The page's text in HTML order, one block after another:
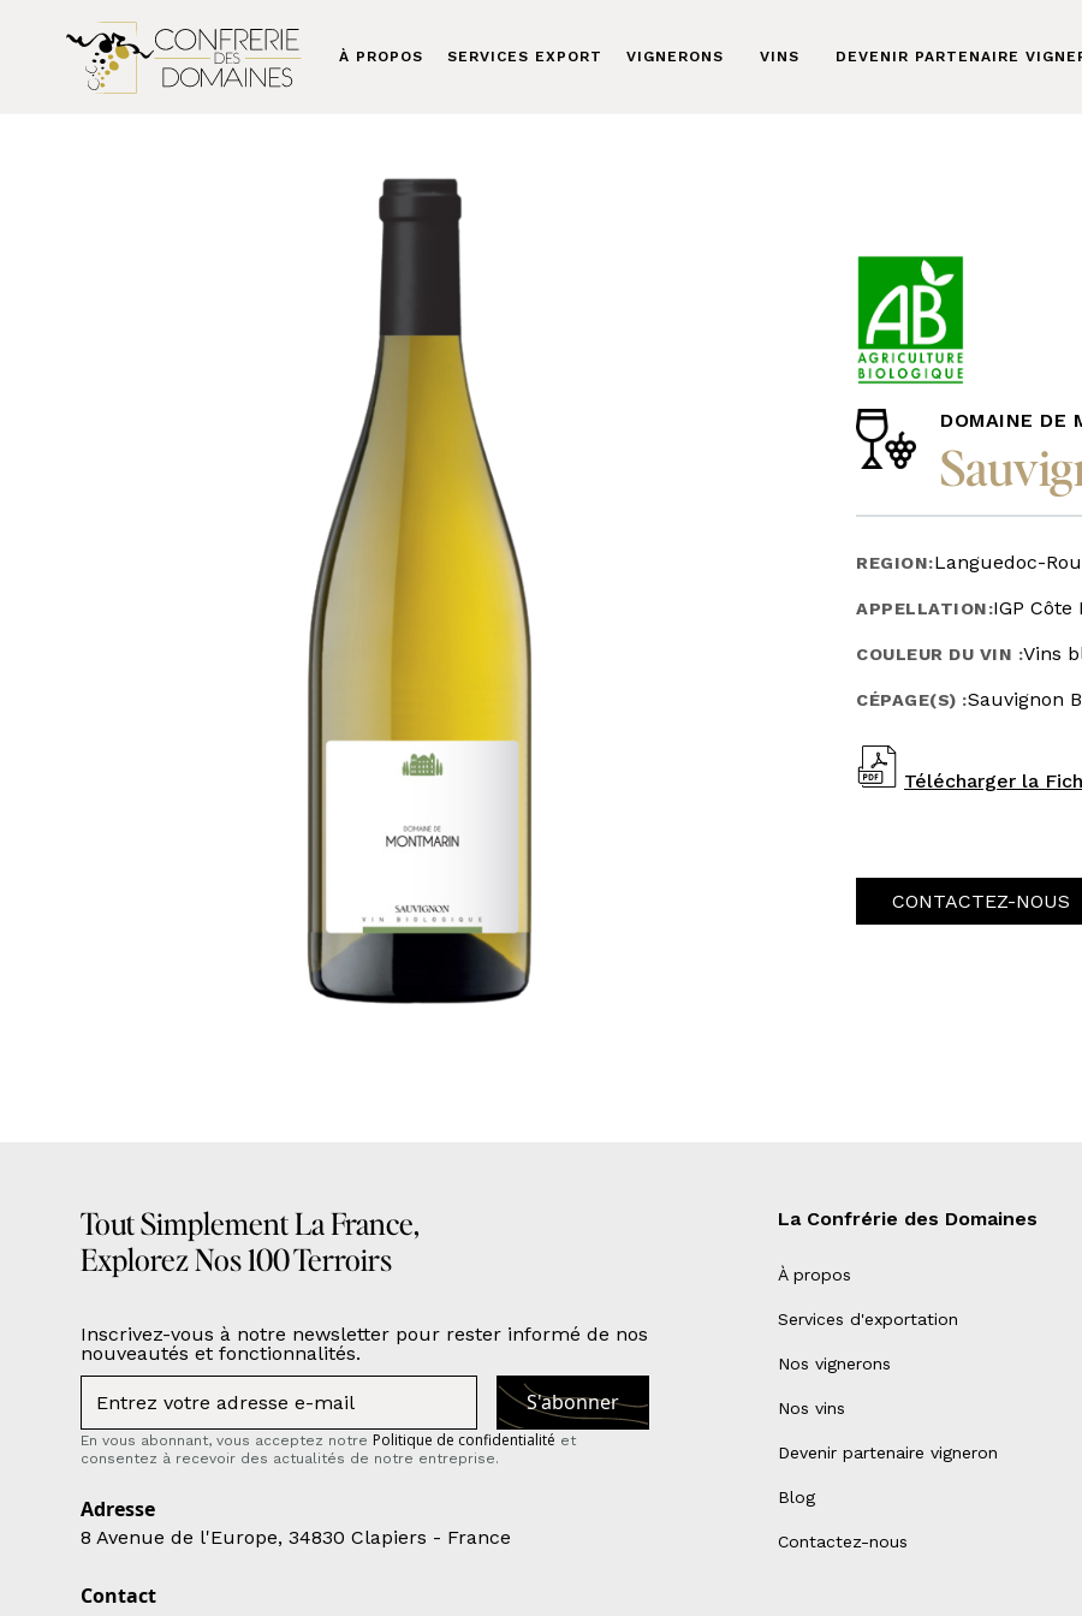
À PROPOS SERVICES EXPORT VIGNERONS VINS DEVENIR PARTENAIRE
DOMAINE DE
REGION:Languedoc-
APPELLATION:IGP Côte
COULEUR DU VIN :Vins
CÉPAGE(S) :Sauvignon
Télécharger la
CONTACTEZ-NOUS
Tout Simplement La France,
Explorez Nos 100 Terroirs
Inscrivez-vous à notre newsletter pour rester informé de nos
nouveautés et fonctionnalités.
En vous abonnant, vous acceptez notre Politique de confidentialité et
consentez à recevoir des actualités de notre entreprise.
Adresse
8 Avenue de l'Europe, 34830 Clapiers - France
Contact
La Confrérie des Domaines
À propos
Services d'exportation
Nos vignerons
Nos vins
Devenir partenaire vigneron
Blog
Contactez-nous